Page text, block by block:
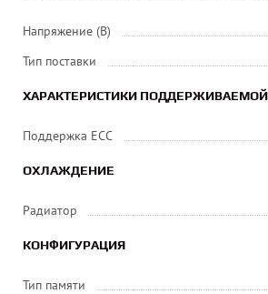
Напряжение (В)
Тип поставки
ХАРАКТЕРИСТИКИ
Поддержка ECC
ОХЛАЖДЕНИЕ
Радиатор
КОНФИГУРАЦИЯ
Тип памяти